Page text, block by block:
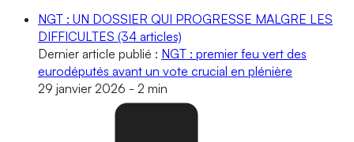
NGT : UN DOSSIER QUI PROGRESSE MALGRE LES
DIFFICULTES (34 articles)
Dernier article publié : NGT : premier feu vert des
eurodéputés avant un vote crucial en plénière
29 janvier 2026 - 2 min